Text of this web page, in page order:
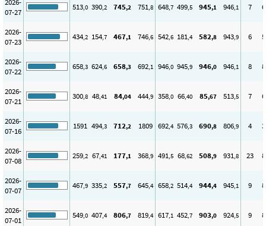
07-27
513,0 390,2 745,2 751,8 648,7 499,5 945,1 946,1 7 6
2026-
07-23
434,2 154,7 467,1 746,6 542,6 181,4 582,8 943,9 6 5
2026-
07-22
658,3 624,6 658,3 692,1 946,0 945,9 946,0 946,1 8 8
2026-
07-21
300,8 48,41 84,04 444,9 358,0 66,40 85,67 513,5 7 6
2026-
07-16
1591 494,3 712,2 1809 692,4 576,3 690,8 806,9 4 3
2026-
07-08
259,2 67,41 177,1 368,9 491,5 68,62 508,9 931,8 23 8
2026-
07-07
467,9 335,2 557,7 645,4 658,2 514,4 944,4 945,1 9 8
2026-
07-01
549,0 407,4 806,7 819,4 617,1 452,7 903,0 924,5 9 8